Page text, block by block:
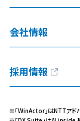
会社情報
採用情報
※「WinActor」はNTTアド